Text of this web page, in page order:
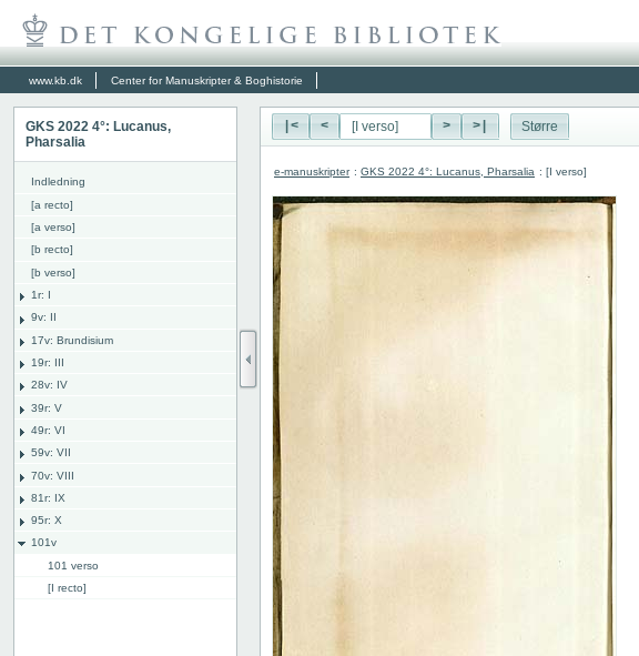
www.kb.dk Center for Manuskripter & Boghistorie
GKS 2022 4°: Lucanus,
Pharsalia
Indledning
[a recto]
[a verso]
[b recto]
[b verso]
1r: I
9v: II
17v: Brundisium
19r: III
28v: IV
39r: V
49r: VI
59v: VII
70v: VIII
81r: IX
95r: X
101v
101 verso
[I recto]
|< < > >| Større
e-manuskripter : GKS 2022 4°: Lucanus, Pharsalia : [I verso]